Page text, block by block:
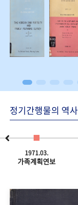
정기간행물의 역사
1971.03.
가족계획연보